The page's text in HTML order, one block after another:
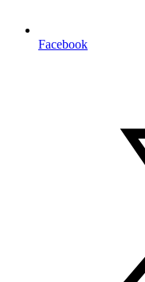
Facebook